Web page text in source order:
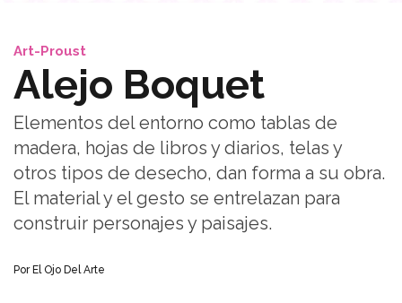
Art-Proust
Alejo Boquet
Elementos del entorno como tablas de
madera, hojas de libros y diarios, telas y
otros tipos de desecho, dan forma a su obra.
El material y el gesto se entrelazan para
construir personajes y paisajes.
Por El Ojo Del Arte